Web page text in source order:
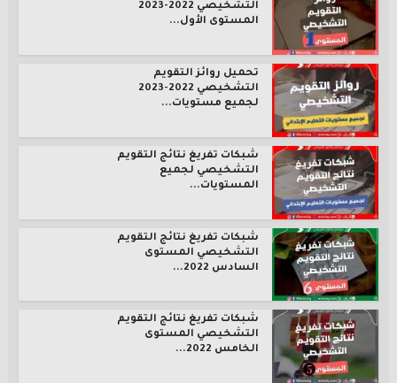
التشخيصي 2022-2023
المستوى الأول...
تحميل روائز التقويم
التشخيصي 2022-2023
لجميع مستويات...
شبكات تفريغ نتائج التقويم
التشخيصي لجميع
المستويات...
شبكات تفريغ نتائج التقويم
التشخيصي المستوى
السادس 2022...
شبكات تفريغ نتائج التقويم
التشخيصي المستوى
الخامس 2022...